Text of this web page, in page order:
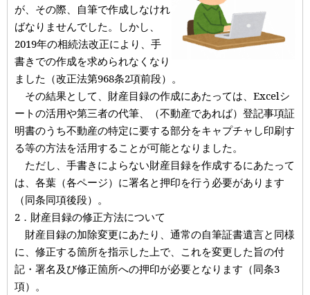
が、その際、自筆で作成しなけれ
ばなりませんでした。しかし、
2019年の相続法改正により、手
書きでの作成を求められなくなり
ました（改正法第968条2項前段）。
その結果として、財産目録の作成にあたっては、Excelシ
ートの活用や第三者の代筆、（不動産であれば）登記事項証
明書のうち不動産の特定に要する部分をキャプチャし印刷す
る等の方法を活用することが可能となりました。
ただし、手書きによらない財産目録を作成するにあたって
は、各葉（各ページ）に署名と押印を行う必要があります
（同条同項後段）。
2．財産目録の修正方法について
財産目録の加除変更にあたり、通常の自筆証書遺言と同様
に、修正する箇所を指示した上で、これを変更した旨の付
記・署名及び修正箇所への押印が必要となります（同条3
項）。